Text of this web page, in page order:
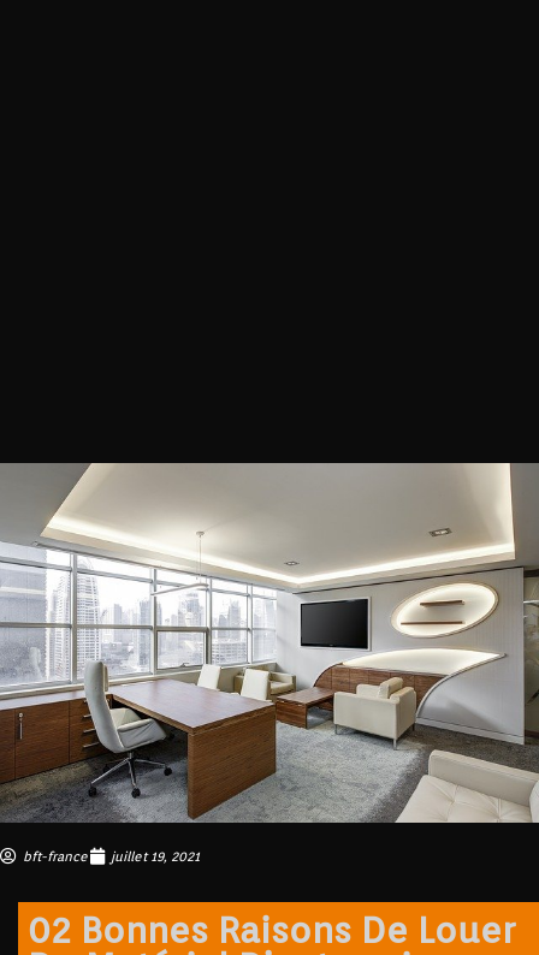
bft-france juillet 19, 2021
02 Bonnes Raisons De Louer